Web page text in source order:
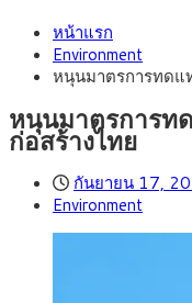
ศักยภาพ
ติดลายการ์ตูน กรมศุลกา
ใหญ่จากเยอรมนี
กรกฎาคม 27, 2026
2569) ซื้อขายในกรอบ
สิงหาคม 5, 2026 ครม.ไฟ
หน้ารถไฟฟ้าสงขลา โม
สิงหาคม 4, 2026 สธ.ชี้ ร
รายหัวเพียง 2,618 บาท
งานจริง
สิงหาคม 3, 2026 กรุงศรี
33.00-33.60 ติดตามข้อ
หน้าแรก
Environment
หนุนมาตรการทดแ
หนุนมาตรการท
ก่อสร้างไทย
กันยายน 17,
Environment